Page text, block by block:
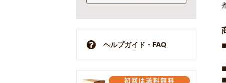
ヘルプガイド・FAQ